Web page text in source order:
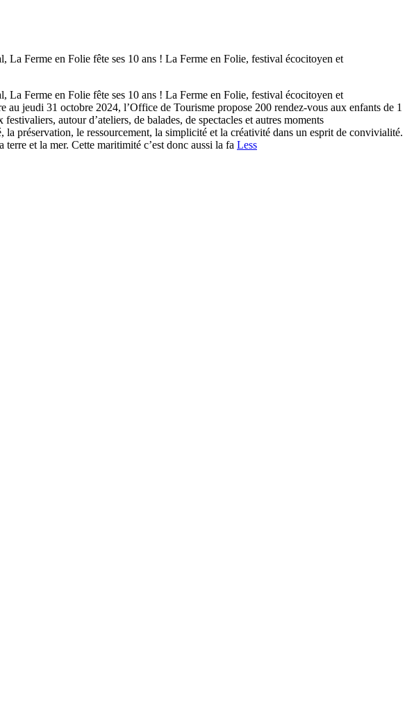
Ferme en Folie fête ses 10 ans ! La Ferme en Folie, festival écocitoyen et
Ferme en Folie fête ses 10 ans ! La Ferme en Folie, festival écocitoyen et
jeudi 31 octobre 2024, l’Office de Tourisme propose 200 rendez-vous aux enfants de 1
autour d’ateliers, de balades, de spectacles et autres moments
préservation, le ressourcement, la simplicité et la créativité dans un esprit de convivialité.
et la mer. Cette maritimité c’est donc aussi la fa Less